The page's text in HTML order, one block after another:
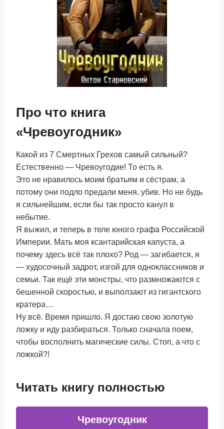
Про что книга
«Чревоугодник»
Какой из 7 Смертных Грехов самый сильный?
Естественно — Чревоугодие! То есть я.
Это не нравилось моим братьям и сёстрам, а
потому они подло предали меня, убив. Но не будь
я сильнейшим, если бы так просто канул в
небытие.
Я выжил, и теперь в теле юного графа Российской
Империи. Мать моя ксантарийская капуста, а
почему здесь всё так плохо? Род — загибается, я
— худосочный задрот, изгой для одноклассников и
семьи. Так ещё эти монстры, что размножаются с
бешенной скоростью, и выползают из гигантского
кратера…
Ну всё. Время пришло. Я достаю свою золотую
ложку и иду разбираться. Только сначала поем,
чтобы восполнить магические силы. Стоп, а что с
ложкой?!
Читать книгу полностью
Чревоугодник